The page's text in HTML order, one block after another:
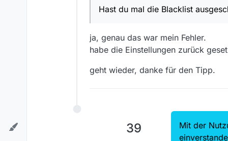
Hast du mal die Blacklist
ja, genau das war mein Fehler.
habe die Einstellungen zurück
geht wieder, danke für den Tipp.
39
Mit der